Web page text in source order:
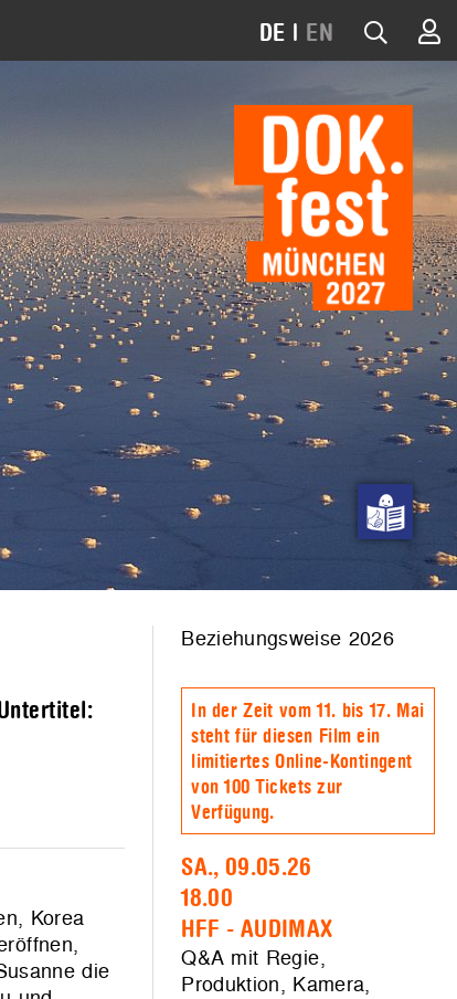
DE | EN
Korea
die
Beziehungsweise 2026
In der Zeit vom 11. bis 17. Mai
steht für diesen Film ein
limitiertes Online-Kontingent
von 100 Tickets zur
Verfügung.
SA., 09.05.26
18.00
HFF - AUDIMAX
Q&A mit Regie,
Produktion, Kamera,